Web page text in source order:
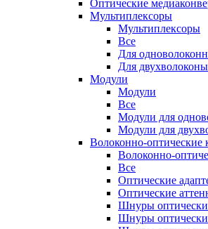
Оптические
Мультиплексоры
Мультиплексоры
Все
Для
Для
Модули
Модули
Все
Модули для
Модули для
Волоконно-оптические
Волоконно-
Все
Оптические
Оптические
Шнуры
Шнуры